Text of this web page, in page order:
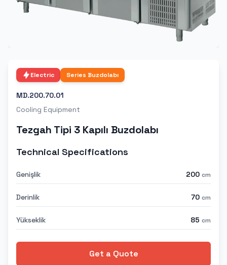
Electric Series Buzdolabı
MD.200.70.01
Cooling Equipment
Tezgah Tipi 3 Kapılı Buzdolabı
Technical Specifications
Genişlik 200 cm
Derinlik 70 cm
Yükseklik 85 cm
Get a Quote